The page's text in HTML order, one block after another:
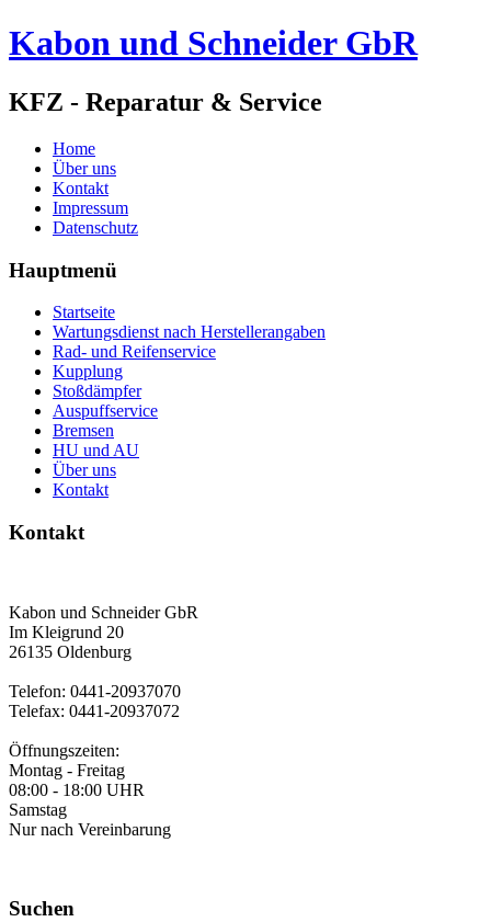
Kabon und Schneider GbR
KFZ - Reparatur & Service
Home
Über uns
Kontakt
Impressum
Datenschutz
Hauptmenü
Startseite
Wartungsdienst nach Herstellerangaben
Rad- und Reifenservice
Kupplung
Stoßdämpfer
Auspuffservice
Bremsen
HU und AU
Über uns
Kontakt
Kontakt
Kabon und Schneider GbR
Im Kleigrund 20
26135 Oldenburg
Telefon: 0441-20937070
Telefax: 0441-20937072
Öffnungszeiten:
Montag - Freitag
08:00 - 18:00 UHR
Samstag
Nur nach Vereinbarung
Suchen